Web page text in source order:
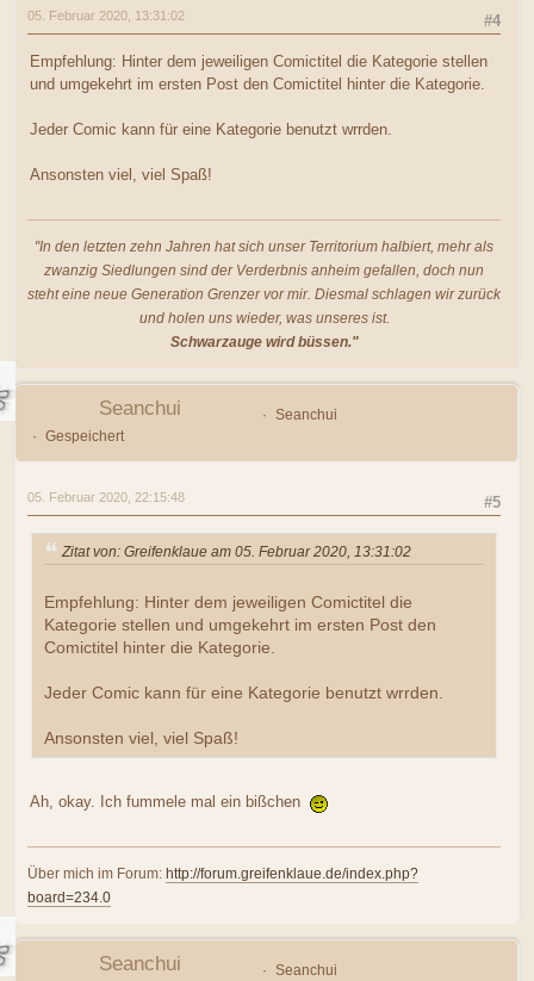
#4
05. Februar 2020, 13:31:02
Empfehlung: Hinter dem jeweiligen Comictitel die Kategorie stellen
und umgekehrt im ersten Post den Comictitel hinter die Kategorie.
Jeder Comic kann für eine Kategorie benutzt wrrden.
Ansonsten viel, viel Spaß!
"In den letzten zehn Jahren hat sich unser Territorium halbiert, mehr als
zwanzig Siedlungen sind der Verderbnis anheim gefallen, doch nun
steht eine neue Generation Grenzer vor mir. Diesmal schlagen wir zurück
und holen uns wieder, was unseres ist.
Schwarzauge wird büssen."
Seanchui
Seanchui
Gespeichert
#5
05. Februar 2020, 22:15:48
Zitat von: Greifenklaue am 05. Februar 2020, 13:31:02
Empfehlung: Hinter dem jeweiligen Comictitel die
Kategorie stellen und umgekehrt im ersten Post den
Comictitel hinter die Kategorie.
Jeder Comic kann für eine Kategorie benutzt wrrden.
Ansonsten viel, viel Spaß!
Ah, okay. Ich fummele mal ein bißchen
Über mich im Forum: http://forum.greifenklaue.de/index.php?
board=234.0
Seanchui
Seanchui